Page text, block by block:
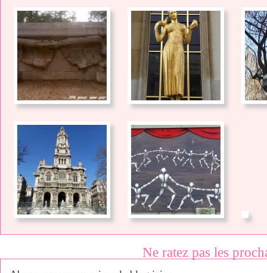
Ne ratez pas les